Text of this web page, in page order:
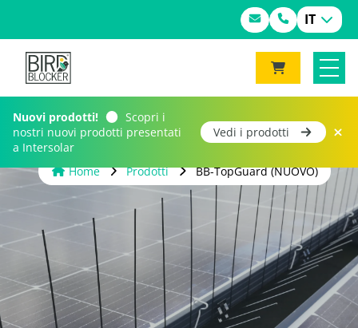
IT
Nuovi prodotti!
Scopri i
nostri nuovi prodotti presentati
a Intersolar
Vedi i prodotti
Home Prodotti BB-TopGuard (NUOVO)